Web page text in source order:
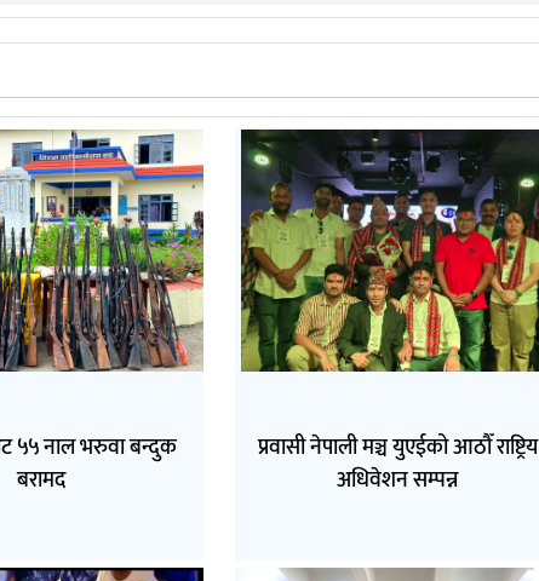
५५ नाल भरुवा बन्दुक
बरामद
प्रवासी नेपाली मञ्च युएईको आठौँ राष्ट्रिय
अधिवेशन सम्पन्न